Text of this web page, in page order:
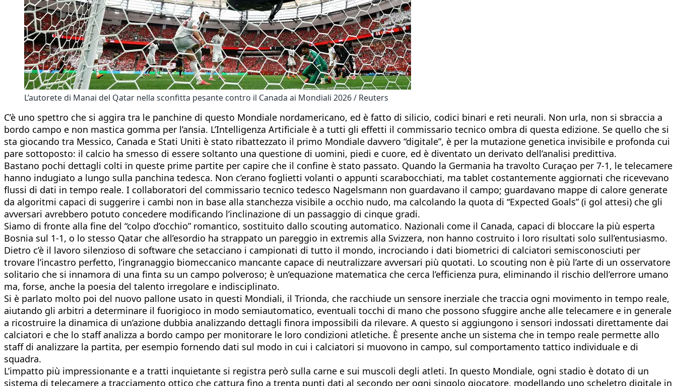
L’autorete di Manai del Qatar nella sconfitta pesante contro il Canada ai Mondiali 2026 / Reuters
C’è uno spettro che si aggira tra le panchine di questo Mondiale nordamericano, ed è fatto di silicio, codici binari e reti neurali. Non urla, non si sbraccia a
bordo campo e non mastica gomma per l’ansia. L’Intelligenza Artificiale è a tutti gli effetti il commissario tecnico ombra di questa edizione. Se quello che si
sta giocando tra Messico, Canada e Stati Uniti è stato ribattezzato il primo Mondiale davvero “digitale”, è per la mutazione genetica invisibile e profonda cui
pare sottoposto: il calcio ha smesso di essere soltanto una questione di uomini, piedi e cuore, ed è diventato un derivato dell’analisi predittiva.
Bastano pochi dettagli colti in queste prime partite per capire che il confine è stato passato. Quando la Germania ha travolto Curaçao per 7-1, le telecamere
hanno indugiato a lungo sulla panchina tedesca. Non c’erano foglietti volanti o appunti scarabocchiati, ma tablet costantemente aggiornati che ricevevano
flussi di dati in tempo reale. I collaboratori del commissario tecnico tedesco Nagelsmann non guardavano il campo; guardavano mappe di calore generate
da algoritmi capaci di suggerire i cambi non in base alla stanchezza visibile a occhio nudo, ma calcolando la quota di “Expected Goals” (i gol attesi) che gli
avversari avrebbero potuto concedere modificando l’inclinazione di un passaggio di cinque gradi.
Siamo di fronte alla fine del “colpo d’occhio” romantico, sostituito dallo scouting automatico. Nazionali come il Canada, capaci di bloccare la più esperta
Bosnia sul 1-1, o lo stesso Qatar che all’esordio ha strappato un pareggio in extremis alla Svizzera, non hanno costruito i loro risultati solo sull’entusiasmo.
Dietro c’è il lavoro silenzioso di software che setacciano i campionati di tutto il mondo, incrociando i dati biometrici di calciatori semisconosciuti per
trovare l’incastro perfetto, l’ingranaggio biomeccanico mancante capace di neutralizzare avversari più quotati. Lo scouting non è più l’arte di un osservatore
solitario che si innamora di una finta su un campo polveroso; è un’equazione matematica che cerca l’efficienza pura, eliminando il rischio dell’errore umano
ma, forse, anche la poesia del talento irregolare e indisciplinato.
Si è parlato molto poi del nuovo pallone usato in questi Mondiali, il Trionda, che racchiude un sensore inerziale che traccia ogni movimento in tempo reale,
aiutando gli arbitri a determinare il fuorigioco in modo semiautomatico, eventuali tocchi di mano che possono sfuggire anche alle telecamere e in generale
a ricostruire la dinamica di un’azione dubbia analizzando dettagli finora impossibili da rilevare. A questo si aggiungono i sensori indossati direttamente dai
calciatori e che lo staff analizza a bordo campo per monitorare le loro condizioni atletiche. È presente anche un sistema che in tempo reale permette allo
staff di analizzare la partita, per esempio fornendo dati sul modo in cui i calciatori si muovono in campo, sul comportamento tattico individuale e di
squadra.
L’impatto più impressionante e a tratti inquietante si registra però sulla carne e sui muscoli degli atleti. In questo Mondiale, ogni stadio è dotato di un
sistema di telecamere a tracciamento ottico che cattura fino a trenta punti dati al secondo per ogni singolo giocatore, modellando uno scheletro digitale in